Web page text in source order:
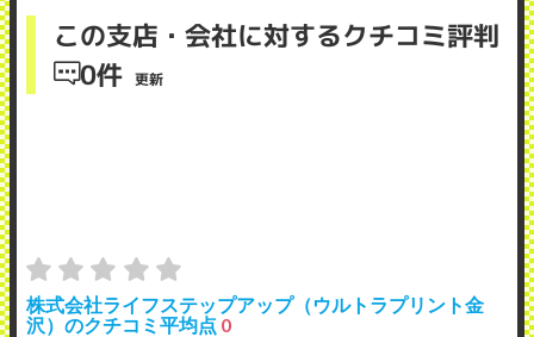
この支店・会社に対するクチコミ評判
0件 更新
株式会社ライフステップアップ（ウルトラプリント金
沢）のクチコミ平均点 0